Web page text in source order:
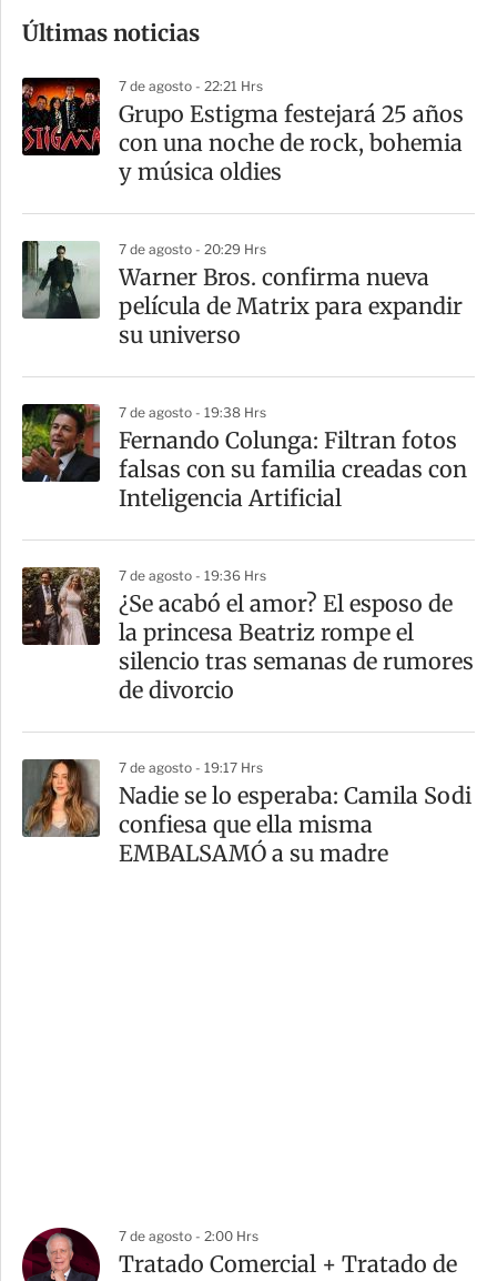
m
a
r
t
Últimas noticias
7 de agosto - 22:21 Hrs
Grupo Estigma festejará 25 años
con una noche de rock, bohemia
y música oldies
7 de agosto - 20:29 Hrs
Warner Bros. confirma nueva
película de Matrix para expandir
su universo
7 de agosto - 19:38 Hrs
Fernando Colunga: Filtran fotos
falsas con su familia creadas con
Inteligencia Artificial
7 de agosto - 19:36 Hrs
¿Se acabó el amor? El esposo de
la princesa Beatriz rompe el
silencio tras semanas de rumores
de divorcio
7 de agosto - 19:17 Hrs
Nadie se lo esperaba: Camila Sodi
confiesa que ella misma
EMBALSAMÓ a su madre
7 de agosto - 2:00 Hrs
Tratado Comercial + Tratado de